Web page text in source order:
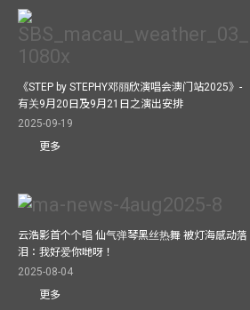
《STEP by STEPHY邓丽欣演唱会澳门站2025》-
有关9月20日及9月21日之演出安排
2025-09-19
更多
云浩影首个个唱 仙气弹琴黑丝热舞 被灯海感动落
泪：我好爱你哋呀！
2025-08-04
更多